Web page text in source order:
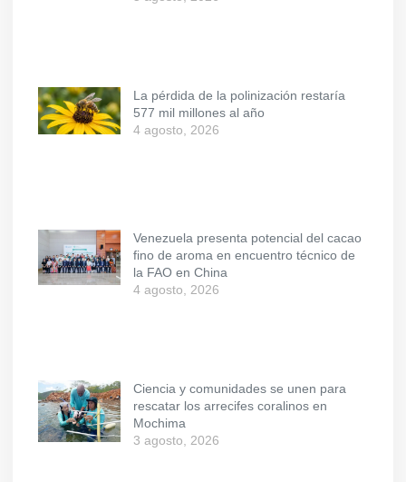
La pérdida de la polinización restaría
577 mil millones al año
4 agosto, 2026
Venezuela presenta potencial del cacao
fino de aroma en encuentro técnico de
la FAO en China
4 agosto, 2026
Ciencia y comunidades se unen para
rescatar los arrecifes coralinos en
Mochima
3 agosto, 2026